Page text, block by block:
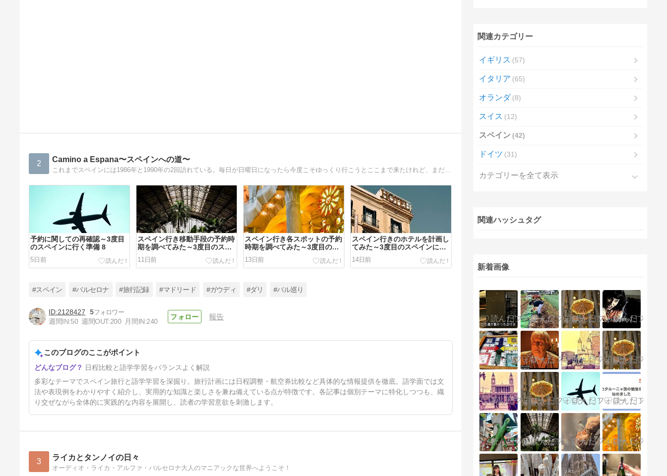
2 Camino a Espana〜スペインへの道〜
予約に関しての再確認～3度目
のスペインに行く準備 8
5日前
スペイン行き移動手段の予約時
期を調べてみた～3度目のスペ
インに行く準備 7
11日前
スペイン行き各スポットの予約
時期を調べてみた～3度目のス
ペインに行く準備 6
13日前
スペイン行きのホテルを計画し
てみた～3度目のスペインに行
く準備 5
14日前
ーションを組み込んでみた～3
度目のスペインに行く準備 4
17日前
#スペイン #バルセロナ #旅行記録 #マドリード #ガウディ #ダリ #バル巡り
2128427
5
週間IN:50 週間OUT:200 月間IN:240
報告
このブログのここがポイント
日程比較と語学学習をバランスよく解説
多彩なテーマでスペイン旅行と語学学習を深掘り。旅行計画には日程調整・航空券比較など具体的な情報提供を徹底。語学面では文
法や表現例をわかりやすく紹介し、実用的な知識と楽しさを兼ね備えている点が特徴です。各記事は個別テーマに特化しつつも、織
り交ぜながら全体的に実践的な内容を展開し、読者の学習意欲を刺激します。
3 ライカとタンノイの日々
オーディオ・ライカ・アルファ・バルセロナ大人のマニアックな世界へようこそ！
関連カテゴリー
イギリス 57
イタリア 65
オランダ 8
スイス 12
スペイン 42
ドイツ 31
カテゴリーを全て表示
関連ハッシュタグ
新着画像